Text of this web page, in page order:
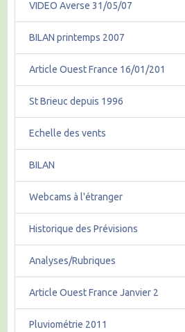
VIDEO Averse 31/05/07
BILAN printemps 2007
Article Ouest France 16/01/201
St Brieuc depuis 1996
Echelle des vents
BILAN
Webcams à l'étranger
Historique des Prévisions
Analyses/Rubriques
Article Ouest France Janvier 2
Pluviométrie 2011